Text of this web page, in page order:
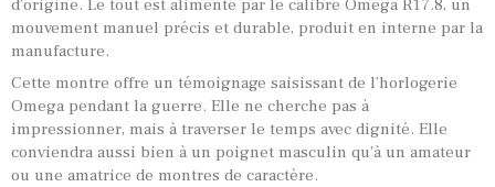
d’origine. Le tout est alimenté par le calibre Omega R17.8, un
mouvement manuel précis et durable, produit en interne par la
manufacture.
Cette montre offre un témoignage saisissant de l’horlogerie
Omega pendant la guerre. Elle ne cherche pas à
impressionner, mais à traverser le temps avec dignité. Elle
conviendra aussi bien à un poignet masculin qu’à un amateur
ou une amatrice de montres de caractère.